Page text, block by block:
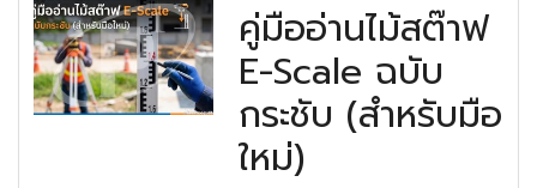
คู่มืออ่านไม้สต๊าฟ
E-Scale ฉบับ
กระชับ (สำหรับมือ
ใหม่)